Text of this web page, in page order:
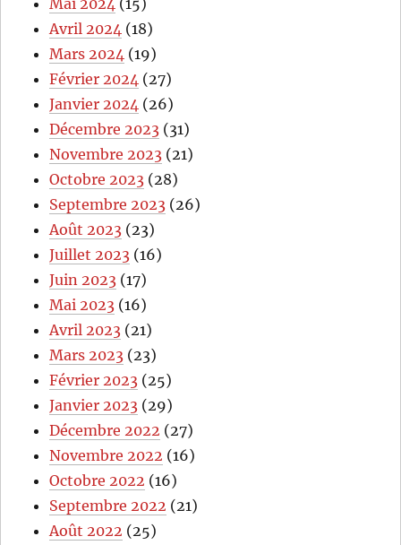
Avril 2024 (18)
Mars 2024 (19)
Février 2024 (27)
Janvier 2024 (26)
Décembre 2023 (31)
Novembre 2023 (21)
Octobre 2023 (28)
Septembre 2023 (26)
Août 2023 (23)
Juillet 2023 (16)
Juin 2023 (17)
Mai 2023 (16)
Avril 2023 (21)
Mars 2023 (23)
Février 2023 (25)
Janvier 2023 (29)
Décembre 2022 (27)
Novembre 2022 (16)
Octobre 2022 (16)
Septembre 2022 (21)
Août 2022 (25)